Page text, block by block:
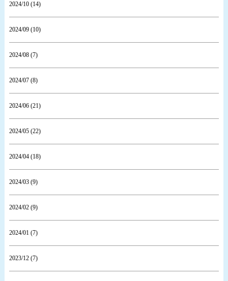
2024/10 (14)
2024/09 (10)
2024/08 (7)
2024/07 (8)
2024/06 (21)
2024/05 (22)
2024/04 (18)
2024/03 (9)
2024/02 (9)
2024/01 (7)
2023/12 (7)